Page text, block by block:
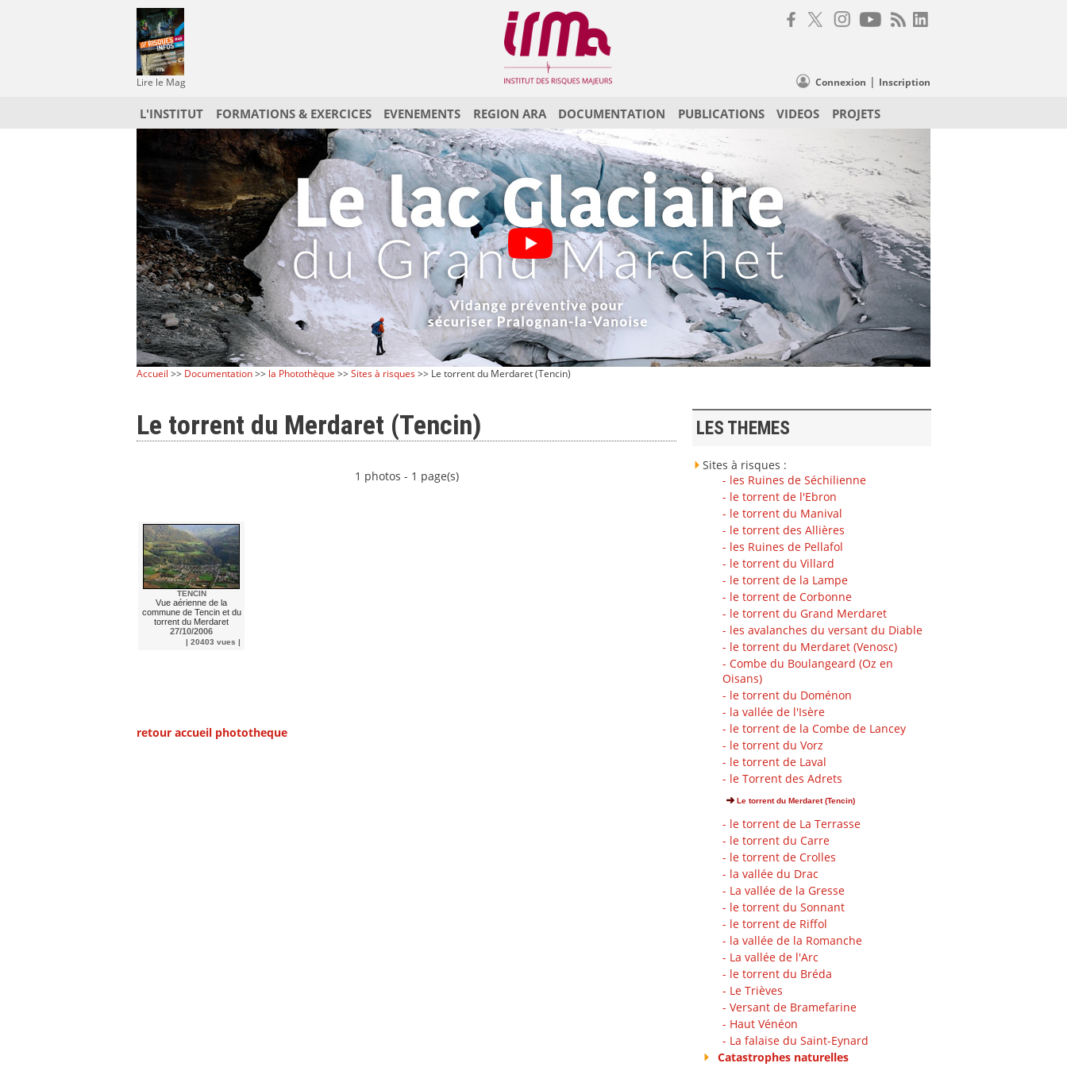
Lire le Mag Connexion | Inscription
L'INSTITUT FORMATIONS & EXERCICES EVENEMENTS REGION ARA DOCUMENTATION PUBLICATIONS VIDEOS PROJETS
Accueil >> Documentation>> la Photothèque >>Sites à risques>> Le torrent du Merdaret (Tencin)
Le torrent du Merdaret (Tencin)
1 photos - 1 page(s)
TENCIN
Vue aérienne de la
commune de Tencin et du
torrent du Merdaret
27/10/2006
| 20403 vues |
retour accueil phototheque
LES THEMES
Sites à risques :
- les Ruines de Séchilienne
- le torrent de l'Ebron
- le torrent du Manival
- le torrent des Allières
- les Ruines de Pellafol
- le torrent du Villard
- le torrent de la Lampe
- le torrent de Corbonne
- le torrent du Grand Merdaret
- les avalanches du versant du Diable
- le torrent du Merdaret (Venosc)
- Combe du Boulangeard (Oz en
Oisans)
- le torrent du Doménon
- la vallée de l'Isère
- le torrent de la Combe de Lancey
- le torrent du Vorz
- le torrent de Laval
- le Torrent des Adrets
Le torrent du Merdaret (Tencin)
- le torrent de La Terrasse
- le torrent du Carre
- le torrent de Crolles
- la vallée du Drac
- La vallée de la Gresse
- le torrent du Sonnant
- le torrent de Riffol
- la vallée de la Romanche
- La vallée de l'Arc
- le torrent du Bréda
- Le Trièves
- Versant de Bramefarine
- Haut Vénéon
- La falaise du Saint-Eynard
Catastrophes naturelles